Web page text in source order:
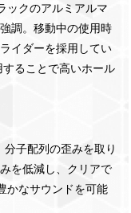
ックのアルミアルマ
調。移動中の使用時
イダーを採用してい
ることで高いホール
子配列の歪みを取り
を低減し、クリアで
かなサウンドを可能